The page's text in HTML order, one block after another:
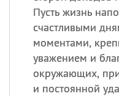
Пусть жизнь
счастливыми
моментами,
уважением и
окружающих,
и постоянной